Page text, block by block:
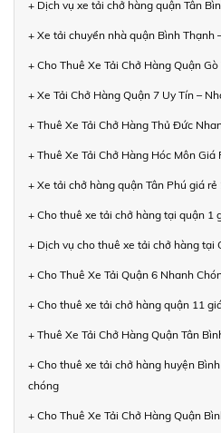
+ Dịch vụ xe tải chở hàng quận Tân
+ Xe tải chuyển nhà quận Bình Thạnh
+ Cho Thuê Xe Tải Chở Hàng Quận
+ Xe Tải Chở Hàng Quận 7 Uy Tín –
+ Thuê Xe Tải Chở Hàng Thủ Đức
+ Thuê Xe Tải Chở Hàng Hóc Môn
+ Xe tải chở hàng quận Tân Phú giá
+ Cho thuê xe tải chở hàng tại quận 1
+ Dịch vụ cho thuê xe tải chở hàng tại
+ Cho Thuê Xe Tải Quận 6 Nhanh
+ Cho thuê xe tải chở hàng quận 11
+ Thuê Xe Tải Chở Hàng Quận Tân
+ Cho thuê xe tải chở hàng huyện
chóng
+ Cho Thuê Xe Tải Chở Hàng Quận